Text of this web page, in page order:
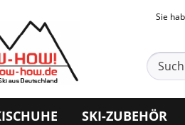
Sie
SKI-ZUBEHÖR